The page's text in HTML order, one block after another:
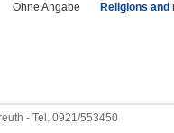
Ohne Angabe
Religions
- Tel. 0921/553450